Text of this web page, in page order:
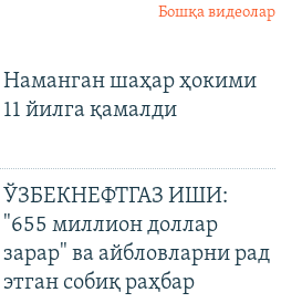
Бошқа видеолар
Наманган шаҳар ҳокими
11 йилга қамалди
ЎЗБЕКНЕФТГАЗ ИШИ:
"655 миллион доллар
зарар" ва айбловларни рад
этган собиқ раҳбар